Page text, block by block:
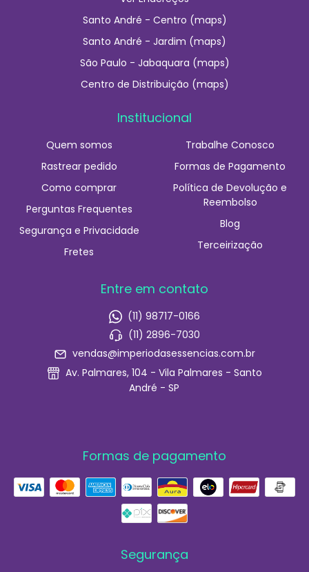
Santo André - Centro (maps)
Santo André - Jardim (maps)
São Paulo - Jabaquara (maps)
Centro de Distribuição (maps)
Institucional
Quem somos
Rastrear pedido
Como comprar
Perguntas Frequentes
Segurança e Privacidade
Fretes
Trabalhe Conosco
Formas de Pagamento
Política de Devolução e
Reembolso
Blog
Terceirização
Entre em contato
(11) 98717-0166
(11) 2896-7030
vendas@imperiodasessencias.com.br
Av. Palmares, 104 - Vila Palmares - Santo
André - SP
Formas de pagamento
Segurança